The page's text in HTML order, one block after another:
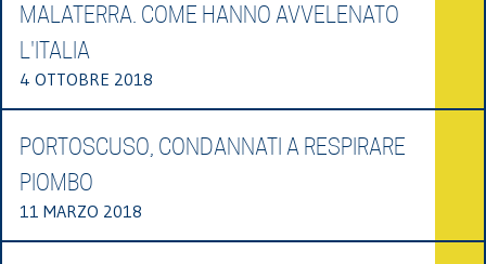
MALATERRA. COME HANNO AVVELENATO
L'ITALIA
4 OTTOBRE 2018
PORTOSCUSO, CONDANNATI A RESPIRARE
PIOMBO
11 MARZO 2018